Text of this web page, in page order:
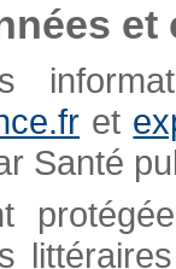
et
et
Santé